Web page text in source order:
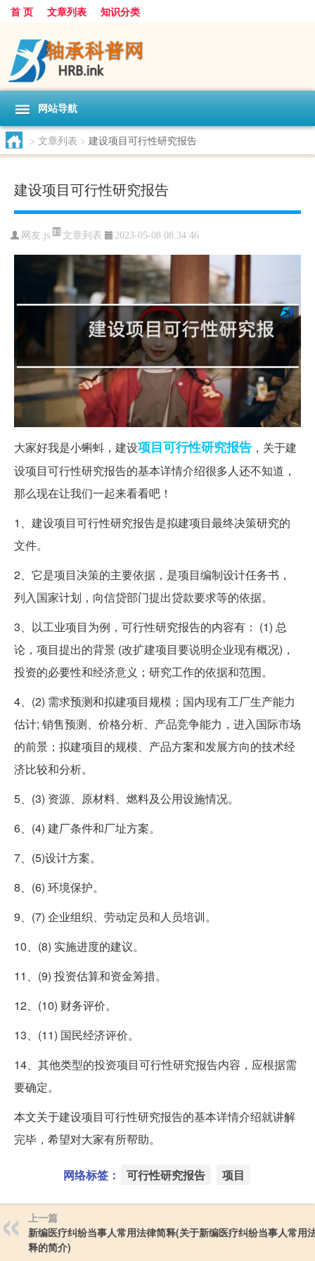
首 页 文章列表 知识分类
网站导航
> 文章列表 > 建设项目可行性研究报告
建设项目可行性研究报告
网友:js 文章列表 2023-05-08 08:34:46
大家好我是小蝌蚪，建设项目可行性研究报告 ，关于建
设项目可行性研究报告的基本详情介绍很多人还不知道，
那么现在让我们一起来看看吧！
1、建设项目可行性研究报告是拟建项目最终决策研究的
文件。
2、它是项目决策的主要依据，是项目编制设计任务书，
列入国家计划，向信贷部门提出贷款要求等的依据。
3、以工业项目为例，可行性研究报告的内容有： (1) 总
论，项目提出的背景 (改扩建项目要说明企业现有概况)，
投资的必要性和经济意义；研究工作的依据和范围。
4、(2) 需求预测和拟建项目规模；国内现有工厂生产能力
估计; 销售预测、价格分析、产品竞争能力，进入国际市场
的前景；拟建项目的规模、产品方案和发展方向的技术经
济比较和分析。
5、(3) 资源、原材料、燃料及公用设施情况。
6、(4) 建厂条件和厂址方案。
7、(5)设计方案。
8、(6) 环境保护。
9、(7) 企业组织、劳动定员和人员培训。
10、(8) 实施进度的建议。
11、(9) 投资估算和资金筹措。
12、(10) 财务评价。
13、(11) 国民经济评价。
14、其他类型的投资项目可行性研究报告内容，应根据需
要确定。
本文关于建设项目可行性研究报告的基本详情介绍就讲解
完毕，希望对大家有所帮助。
网络标签： 可行性研究报告 项目
上一篇
新编医疗纠纷当事人常用法律简释(关于新编医疗纠纷当事人常用
释的简介)